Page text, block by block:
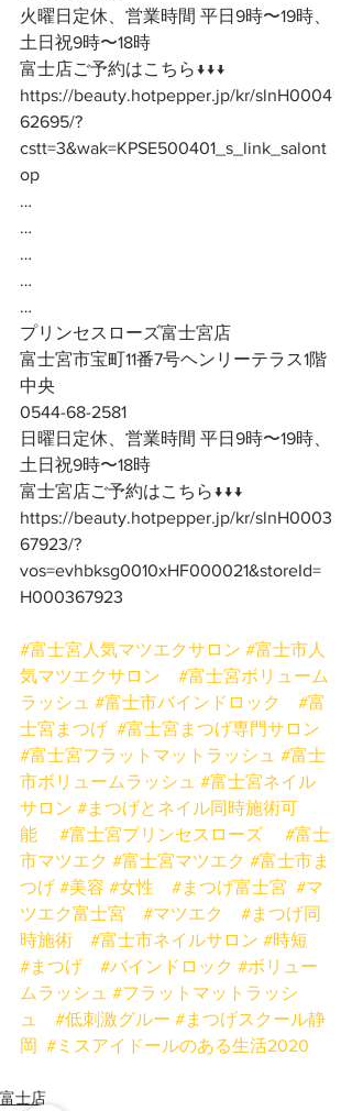
火曜日定休、営業時間 平日9時〜19時、
土日祝9時〜18時
富士店ご予約はこちら↓↓↓
https://beauty.hotpepper.jp/kr/slnH0004
62695/?
cstt=3&wak=KPSE500401_s_link_salont
op
…
…
…
…
…
プリンセスローズ富士宮店
富士宮市宝町11番7号ヘンリーテラス1階
中央
0544-68-2581
日曜日定休、営業時間 平日9時〜19時、
土日祝9時〜18時
富士宮店ご予約はこちら↓↓↓
https://beauty.hotpepper.jp/kr/slnH0003
67923/?
vos=evhbksg0010xHF000021&storeId=
H000367923
#富士宮人気マツエクサロン #富士市人
気マツエクサロン
#富士宮ボリューム
ラッシュ #富士市バインドロック
#富
士宮まつげ #富士宮まつげ専門サロン
#富士宮フラットマットラッシュ #富士
市ボリュームラッシュ #富士宮ネイル
サロン #まつげとネイル同時施術可
能
#富士宮プリンセスローズ
#富士
市マツエク #富士宮マツエク #富士市ま
つげ #美容 #女性 #まつげ富士宮 #マ
ツエク富士宮
#マツエク
#まつげ同
時施術
#富士市ネイルサロン #時短
#まつげ
#バインドロック #ボリュー
ムラッシュ #フラットマットラッシ
ュ
#低刺激グルー #まつげスクール静
岡 #ミスアイドールのある生活2020
富士店